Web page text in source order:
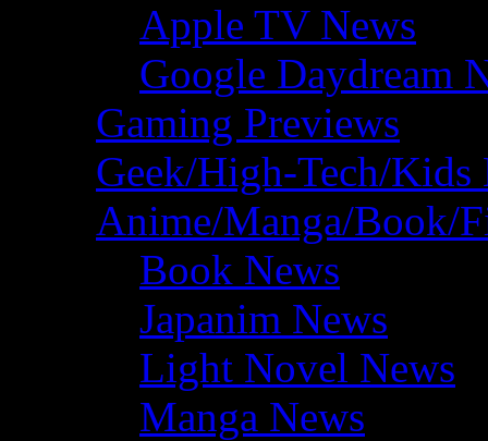
Apple TV News
Google Daydream
Gaming Previews
Geek/High-Tech/Kids
Anime/Manga/Book/
Book News
Japanim News
Light Novel News
Manga News